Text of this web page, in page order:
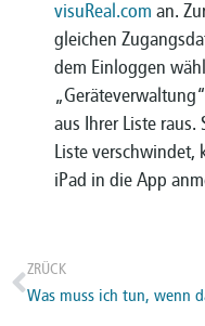
visuReal.com an.
gleichen
dem Einloggen
aus Ihrer Liste raus.
Liste verschwindet,
iPad in die App
ZRÜCK